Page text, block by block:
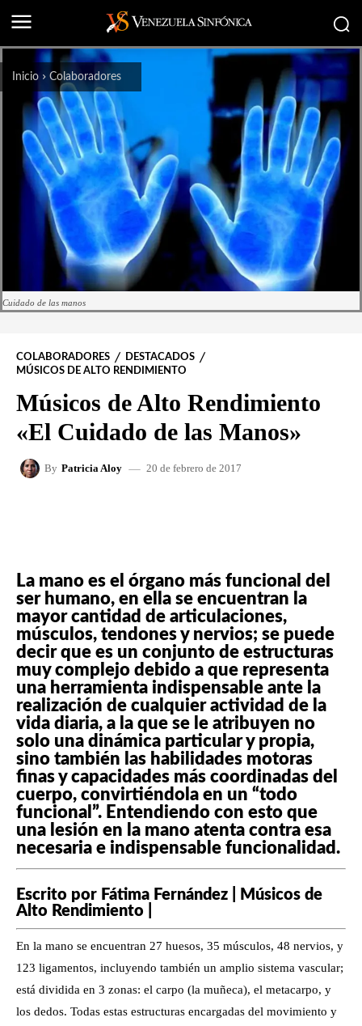
Inicio Colaboradores
Cuidado de las manos
COLABORADORES
DESTACADOS
MÚSICOS DE ALTO RENDIMIENTO
Músicos de Alto Rendimiento
«El Cuidado de las Manos»
By Patricia Aloy 20 de febrero de 2017
La mano es el órgano más funcional del
ser humano, en ella se encuentran la
mayor cantidad de articulaciones,
músculos, tendones y nervios; se puede
decir que es un conjunto de estructuras
muy complejo debido a que representa
una herramienta indispensable ante la
realización de cualquier actividad de la
vida diaria, a la que se le atribuyen no
solo una dinámica particular y propia,
sino también las habilidades motoras
finas y capacidades más coordinadas del
cuerpo, convirtiéndola en un “todo
funcional”. Entendiendo con esto que
una lesión en la mano atenta contra esa
necesaria e indispensable funcionalidad.
Escrito por Fátima Fernández | Músicos de
Alto Rendimiento |
En la mano se encuentran 27 huesos, 35 músculos, 48 nervios, y
123 ligamentos, incluyendo también un amplio sistema vascular;
está dividida en 3 zonas: el carpo (la muñeca), el metacarpo, y
los dedos. Todas estas estructuras encargadas del movimiento y